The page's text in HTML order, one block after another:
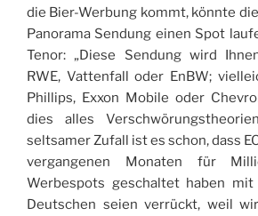
die Bier-Werbung kommt, könnte
Panorama Sendung einen Spot
Tenor: „Diese Sendung wird
RWE, Vattenfall oder EnBW;
Phillips, Exxon Mobile oder
dies alles
seltsamer Zufall ist es schon, dass
vergangenen Monaten für
Werbespots geschaltet haben
Deutschen seien verrückt, weil